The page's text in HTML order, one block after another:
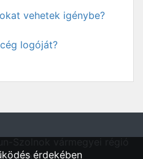
vehetek igénybe?
logóját?
érdekében